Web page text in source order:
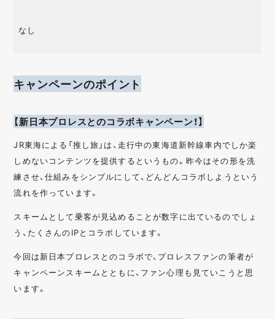
なし
キャンペーンのポイント
【新日本プロレスとのコラボキャンペーン！】
JR東海による「推し旅」は、走行中の東海道新幹線車内でしか楽
しめないコンテンツを提供するというもの。昨今はその形を洗
練させ、仕組みをシンプルにして、どんどんコラボしようという
流れを作っています。
スキームとして乗客が見込めることが数字に出ているのでしょ
う、たくさんのIPとコラボしています。
今回は新日本プロレスとのコラボで、プロレスファンの筆者が
キャンペーンスキームとともに、ファン心理も見ていこうと思
います。